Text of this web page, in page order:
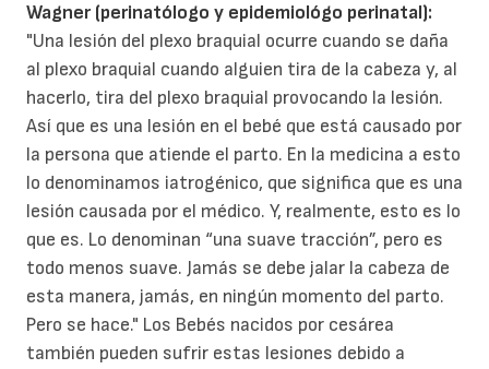
Wagner (perinatólogo y epidemiológo perinatal):
"Una lesión del plexo braquial ocurre cuando se daña
al plexo braquial cuando alguien tira de la cabeza y, al
hacerlo, tira del plexo braquial provocando la lesión.
Así que es una lesión en el bebé que está causado por
la persona que atiende el parto. En la medicina a esto
lo denominamos iatrogénico, que significa que es una
lesión causada por el médico. Y, realmente, esto es lo
que es. Lo denominan “una suave tracción”, pero es
todo menos suave. Jamás se debe jalar la cabeza de
esta manera, jamás, en ningún momento del parto.
Pero se hace." Los Bebés nacidos por cesárea
también pueden sufrir estas lesiones debido a